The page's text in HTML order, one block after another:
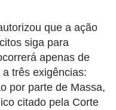
que a ação
siga para
apenas de
três exigências:
por parte de Massa,
citado pela Corte